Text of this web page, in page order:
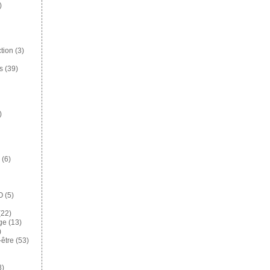
(3)
(39)
(6)
(5)
(13)
(53)